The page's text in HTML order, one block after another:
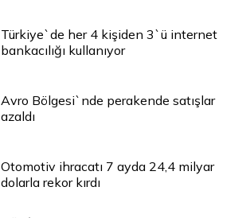
Türkiye`de her 4 kişiden 3`ü internet
bankacılığı kullanıyor
Avro Bölgesi`nde perakende satışlar
azaldı
Otomotiv ihracatı 7 ayda 24,4 milyar
dolarla rekor kırdı